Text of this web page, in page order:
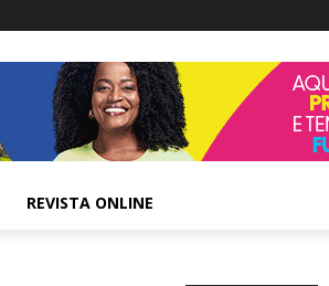
REVISTA ONLINE